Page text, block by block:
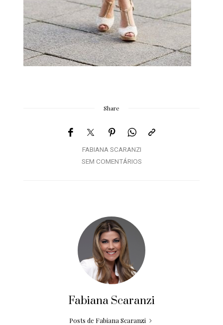
Share
FABIANA SCARANZI
SEM COMENTÁRIOS
Fabiana Scaranzi
Posts de Fabiana Scaranzi